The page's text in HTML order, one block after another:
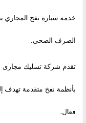
خدمة سيارة نفخ المجاري
الصرف الصحي.
تقدم شركة تسليك مجارى
بأنظمة نفخ متقدمة تهدف
فعال.